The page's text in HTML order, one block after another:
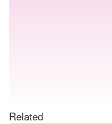
Related